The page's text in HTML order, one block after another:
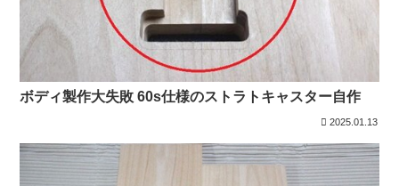
ボディ製作大失敗 60s仕様のストラトキャスター自作
2025.01.13